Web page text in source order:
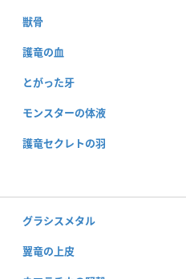
獣骨
護竜の血
とがった牙
モンスターの体液
護竜セクレトの羽
グラシスメタル
翼竜の上皮